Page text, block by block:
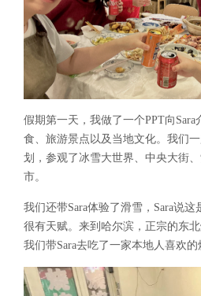
假期第一天，我做了一个PPT向
食、旅游景点以及当地文化。我们
划，参观了冰雪大世界、中央大街
市。
我们还带Sara体验了滑雪，Sara说
很有天赋。来到哈尔滨，正宗的东
我们带Sara去吃了一家本地人喜欢的